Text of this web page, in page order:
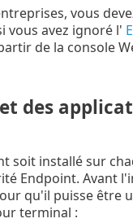
vous
vous avez ignoré l'
de la console
des
soit installé sur
Endpoint. Avant
qu'il puisse
terminal :